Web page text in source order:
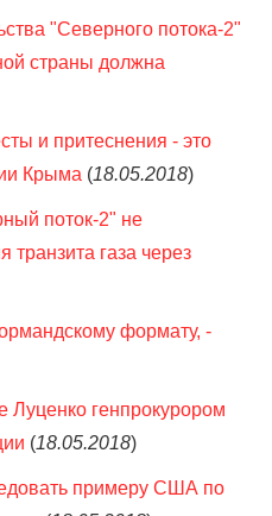
"Северного потока-2"
страны должна
и притеснения - это
Крыма (18.05.2018)
поток-2" не
транзита газа через
формату, -
Луценко генпрокурором
(18.05.2018)
примеру США по